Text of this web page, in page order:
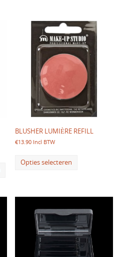
BLUSHER LUMIÈRE REFILL
€13.90 Incl BTW
Opties selecteren